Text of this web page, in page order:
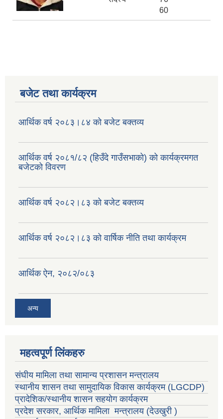
60
बजेट तथा कार्यक्रम
आर्थिक वर्ष २०८३।८४ को बजेट बक्तव्य
आर्थिक वर्ष २०८१/८२ (हिउँदे गाउँसभाको) को कार्यक्रमगत
बजेटको विवरण
आर्थिक वर्ष २०८२।८३ को बजेट बक्तव्य
आर्थिक वर्ष २०८२।८३ को वार्षिक नीति तथा कार्यक्रम
आर्थिक ऐन, २०८२/०८३
अन्य
महत्वपूर्ण लिंकहरु
संघीय मामिला तथा सामान्य प्रशासन मन्त्रालय
स्थानीय शासन तथा सामुदायिक विकास कार्यक्रम (LGCDP)
प्रादेशिक/स्थानीय शासन सहयोग कार्यक्रम
प्रदेश सरकार, आर्थिक मामिला मन्त्रालय (देउखुरी )